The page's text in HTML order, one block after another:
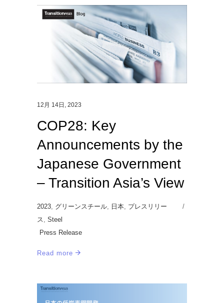
12月 14日, 2023
COP28: Key
Announcements by the
Japanese Government
– Transition Asia’s View
2023, グリーンスチール, 日本, プレスリリー
ス, Steel
Press Release
Read more